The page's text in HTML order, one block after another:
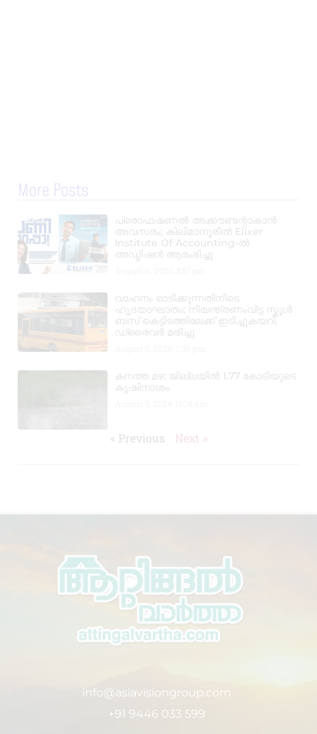
More Posts
പ്രൊഫഷണൽ അക്കൗണ്ടന്റാകാൻ
അവസരം; കിലിമാനൂരിൽ Elixer
Institute Of Accounting-ൽ
അഡ്മിഷൻ ആരംഭിച്ചു
വാഹനം ഓടിക്കുന്നതിനിടെ
ഹൃദയാഘാതം; നിയന്ത്രണംവിട്ട സ്കൂൾ
ബസ് കെട്ടിടത്തിലേക്ക് ഇടിച്ചുകയറി,
ഡ്രൈവർ മരിച്ചു
കനത്ത മഴ: ജില്ലയിൽ 1.77 കോടിയുടെ
കൃഷിനാശം
« Previous Next »
info@asiavisiongroup.com
+91 9446 033 599